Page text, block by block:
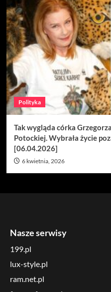
Polityka
Tak wygląda córka
Potockiej. Wybrała życie
[06.04.2026]
6 kwietnia, 2026
Nasze serwisy
199.pl
lux-style.pl
ram.net.pl